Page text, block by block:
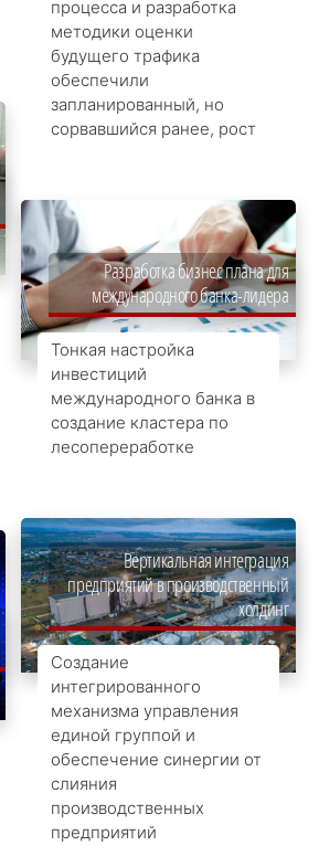
процесса и разработка
методики оценки
будущего трафика
обеспечили
запланированный, но
сорвавшийся ранее, рост
Разработка бизнес плана для
международного банка-лидера
Тонкая настройка
инвестиций
международного банка в
создание кластера по
лесопереработке
Вертикальная интеграция
предприятий в производственный
холдинг
Создание
интегрированного
механизма управления
единой группой и
обеспечение синергии от
слияния
производственных
предприятий